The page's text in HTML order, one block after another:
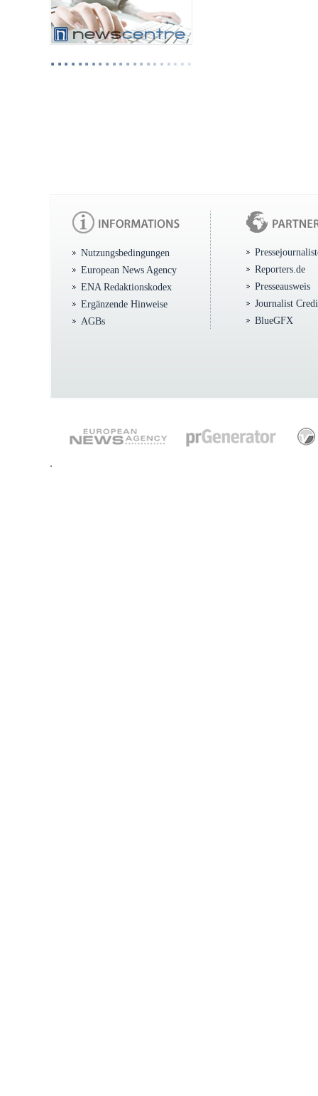
Nutzungsbedingungen
European News Agency
ENA Redaktionskodex
Ergänzende Hinweise
AGBs
Reporters.de
Presseausweis
Journalist
BlueGFX
.